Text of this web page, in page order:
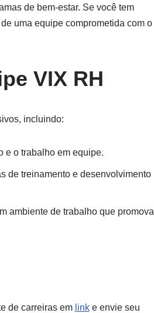
de bem-estar. Se você tem
uma equipe comprometida com o
VIX RH
incluindo:
e o trabalho em equipe.
de treinamento e desenvolvimento
ambiente de trabalho que promova
de carreiras em linke envie seu